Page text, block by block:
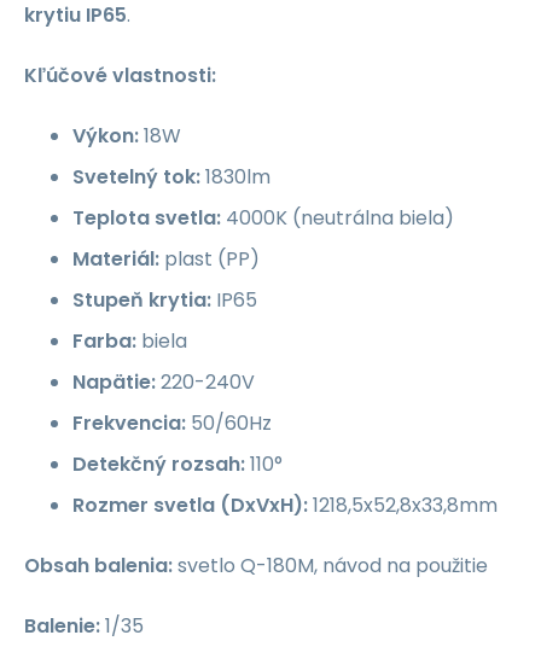
krytiu IP65.
Kľúčové vlastnosti:
Výkon:18W
Svetelný tok:1830lm
Teplota svetla: 4000K (neutrálna biela)
Materiál: plast (PP)
Stupeň krytia: IP65
Farba: biela
Napätie:220-240V
Frekvencia: 50/60Hz
Detekčný rozsah:110°
Rozmer svetla (DxVxH):1218,5x52,8x33,8mm
Obsah balenia:svetlo Q-180M, návod na použitie
Balenie:1/35